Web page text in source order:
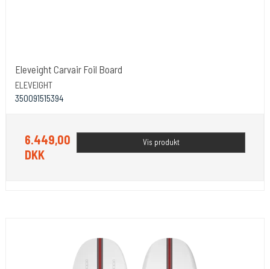
Eleveight Carvair Foil Board
ELEVEIGHT
350091515394
6.449,00
DKK
Vis produkt